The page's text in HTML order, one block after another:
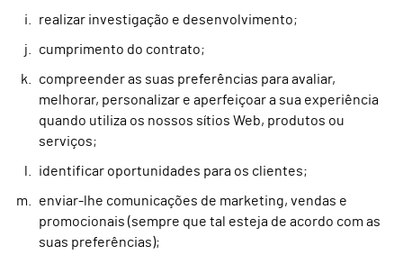
realizar investigação e desenvolvimento;
cumprimento do contrato;
compreender as suas preferências para avaliar,
melhorar, personalizar e aperfeiçoar a sua experiência
quando utiliza os nossos sítios Web, produtos ou
serviços;
identificar oportunidades para os clientes;
enviar-lhe comunicações de marketing, vendas e
promocionais (sempre que tal esteja de acordo com as
suas preferências);